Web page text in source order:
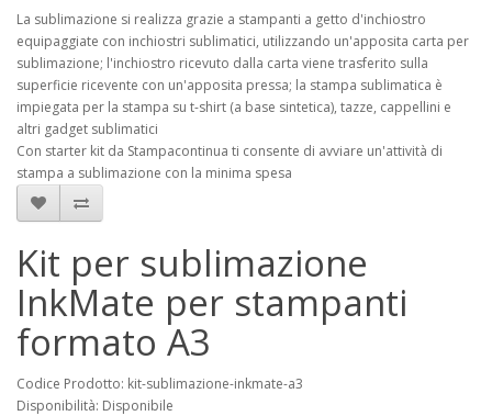
La sublimazione si realizza grazie a stampanti a getto d'inchiostro
equipaggiate con inchiostri sublimatici, utilizzando un'apposita carta per
sublimazione; l'inchiostro ricevuto dalla carta viene trasferito sulla
superficie ricevente con un'apposita pressa; la stampa sublimatica è
impiegata per la stampa su t-shirt (a base sintetica), tazze, cappellini e
altri gadget sublimatici
Con starter kit da Stampacontinua ti consente di avviare un'attività di
stampa a sublimazione con la minima spesa
Kit per sublimazione
InkMate per stampanti
formato A3
Codice Prodotto: kit-sublimazione-inkmate-a3
Disponibilità: Disponibile